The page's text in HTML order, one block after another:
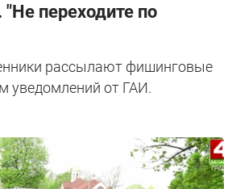
переходите по
рассылают фишинговые
уведомлений от ГАИ.